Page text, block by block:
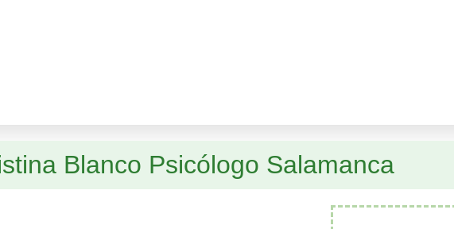
Blanco Psicólogo Salamanca